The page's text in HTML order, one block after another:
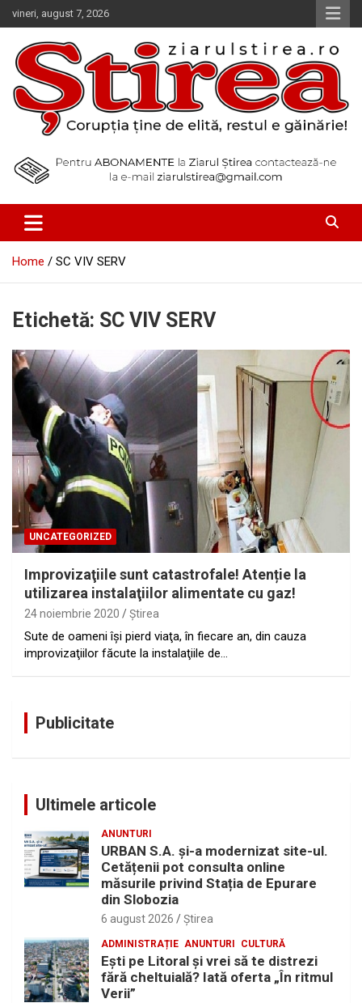
Skip
to
content
vineri, august 7, 2026
Ziarul Știrea
Home SC VIV SERV
Etichetă: SC VIV SERV
UNCATEGORIZED
Improvizaţiile sunt catastrofale! Atenție la
utilizarea instalaţiilor alimentate cu gaz!
24 noiembrie 2020 Ştirea
Sute de oameni îşi pierd viaţa, în fiecare an, din cauza
improvizaţiilor făcute la instalaţiile de…
Publicitate
Ultimele articole
ANUNTURI
URBAN S.A. și-a modernizat site-ul.
Cetățenii pot consulta online
măsurile privind Stația de Epurare
din Slobozia
6 august 2026 Ştirea
ADMINISTRAȚIE ANUNTURI CULTURĂ
Eşti pe Litoral şi vrei să te distrezi
fără cheltuială? Iată oferta „În ritmul
Verii”